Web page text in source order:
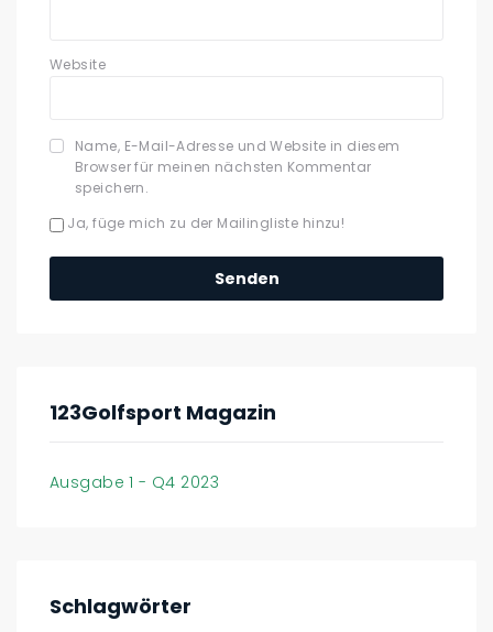
Website
Name, E-Mail-Adresse und Website in diesem
Browser für meinen nächsten Kommentar
speichern.
Ja, füge mich zu der Mailingliste hinzu!
123Golfsport Magazin
Ausgabe 1 - Q4 2023
Schlagwörter